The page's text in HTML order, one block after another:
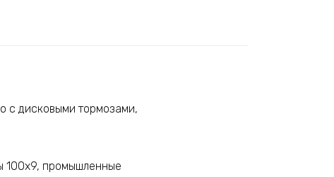
с дисковыми тормозами,
100х9, промышленные